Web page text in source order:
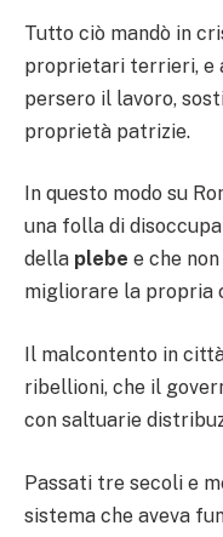
Tutto ciò mandò in
proprietari terrieri, e
persero il lavoro,
proprietà patrizie.
In questo modo su
una folla di
della plebe e che
migliorare la propria
Il malcontento in
ribellioni, che il
con saltuarie
Passati tre secoli e
sistema che aveva